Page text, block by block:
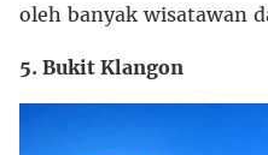
oleh banyak wisatawan
5. Bukit Klangon